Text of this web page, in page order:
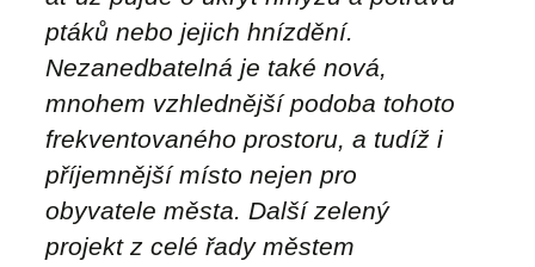
ptáků nebo jejich hnízdění.
Nezanedbatelná je také nová,
mnohem vzhlednější podoba tohoto
frekventovaného prostoru, a tudíž i
příjemnější místo nejen pro
obyvatele města. Další zelený
projekt z celé řady městem